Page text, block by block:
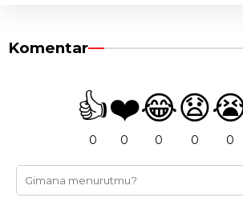
Komentar
👍
0
❤️
0
😂
0
😧
0 0